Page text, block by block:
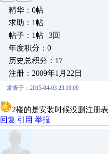
精华：0帖
求助：1帖
帖子：1帖 | 3回
年度积分：0
历史总积分：17
注册：2009年1月22日
发表于：2015-04-03 23:19:09
2楼的是安装时候没删注册表
回复 引用 举报